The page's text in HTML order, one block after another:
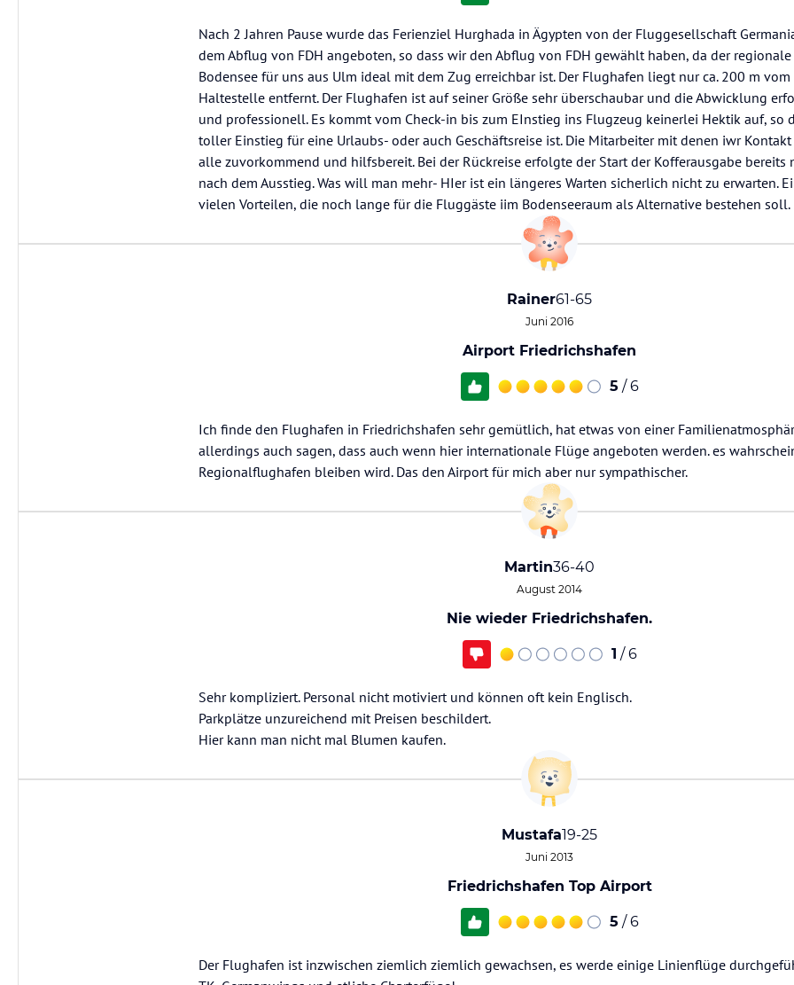
Nach 2 Jahren Pause wurde das Ferienziel Hurghada in Ägypten von der Fluggesellschaft
dem Abflug von FDH angeboten, so dass wir den Abflug von FDH gewählt haben, da der
Bodensee für uns aus Ulm ideal mit dem Zug erreichbar ist. Der Flughafen liegt nur ca. 200 m
Haltestelle entfernt. Der Flughafen ist auf seiner Größe sehr überschaubar und die Abwicklung
und professionell. Es kommt vom Check-in bis zum EInstieg ins Flugzeug keinerlei Hektik auf, so
toller Einstieg für eine Urlaubs- oder auch Geschäftsreise ist. Die Mitarbeiter mit denen iwr
alle zuvorkommend und hilfsbereit. Bei der Rückreise erfolgte der Start der Kofferausgabe bereits
nach dem Ausstieg. Was will man mehr- HIer ist ein längeres Warten sicherlich nicht zu erwarten.
vielen Vorteilen, die noch lange für die Fluggäste iim Bodenseeraum als Alternative bestehen soll.
Rainer61-65
Juni 2016
Airport Friedrichshafen
5 / 6
Ich finde den Flughafen in Friedrichshafen sehr gemütlich, hat etwas von einer
allerdings auch sagen, dass auch wenn hier internationale Flüge angeboten werden. es
Regionalflughafen bleiben wird. Das den Airport für mich aber nur sympathischer.
Martin36-40
August 2014
Nie wieder Friedrichshafen.
1 / 6
Sehr kompliziert. Personal nicht motiviert und können oft kein Englisch.
Parkplätze unzureichend mit Preisen beschildert.
Hier kann man nicht mal Blumen kaufen.
Mustafa19-25
Juni 2013
Friedrichshafen Top Airport
5 / 6
Der Flughafen ist inzwischen ziemlich ziemlich gewachsen, es werde einige Linienflüge